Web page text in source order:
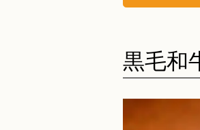
黒毛和